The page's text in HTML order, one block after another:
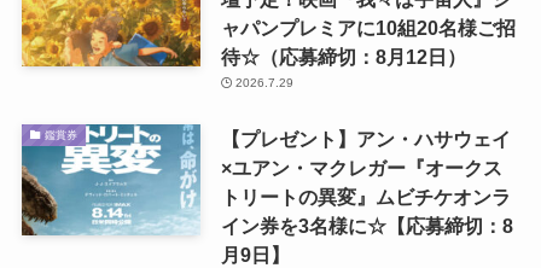
ャパンプレミアに10組20名様ご招
待☆（応募締切：8月12日）
2026.7.29
鑑賞券
【プレゼント】アン・ハサウェイ
×ユアン・マクレガー『オークス
トリートの異変』ムビチケオンラ
イン券を3名様に☆【応募締切：8
月9日】